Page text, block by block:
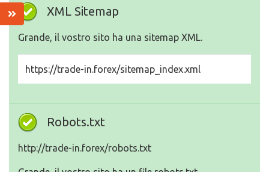
XML Sitemap
Grande, il vostro sito ha una sitemap XML.
https://trade-in.forex/sitemap_index.xml
Robots.txt
http://trade-in.forex/robots.txt